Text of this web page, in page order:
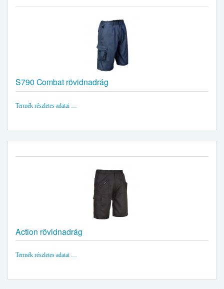
S790 Combat rövidnadrág
Termék részletes adatai …
Action rövidnadrág
Termék részletes adatai …